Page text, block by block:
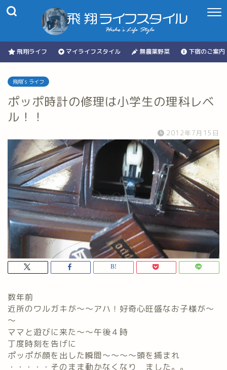
飛翔ライフ マイライフスタイル 無農薬野菜 下宿のご案内
飛翔's ライフ
ポッポ時計の修理は小学生の理科レベ
ル！！
2012年7月15日
数年前
近所のワルガキが～～アハ！好奇心旺盛なお子様が～
～
ママと遊びに来た～～午後４時
丁度時刻を告げに
ポッポが顔を出した瞬間～～～～頭を捕まれ
・・・・・そのまま動かなくなり ました。。